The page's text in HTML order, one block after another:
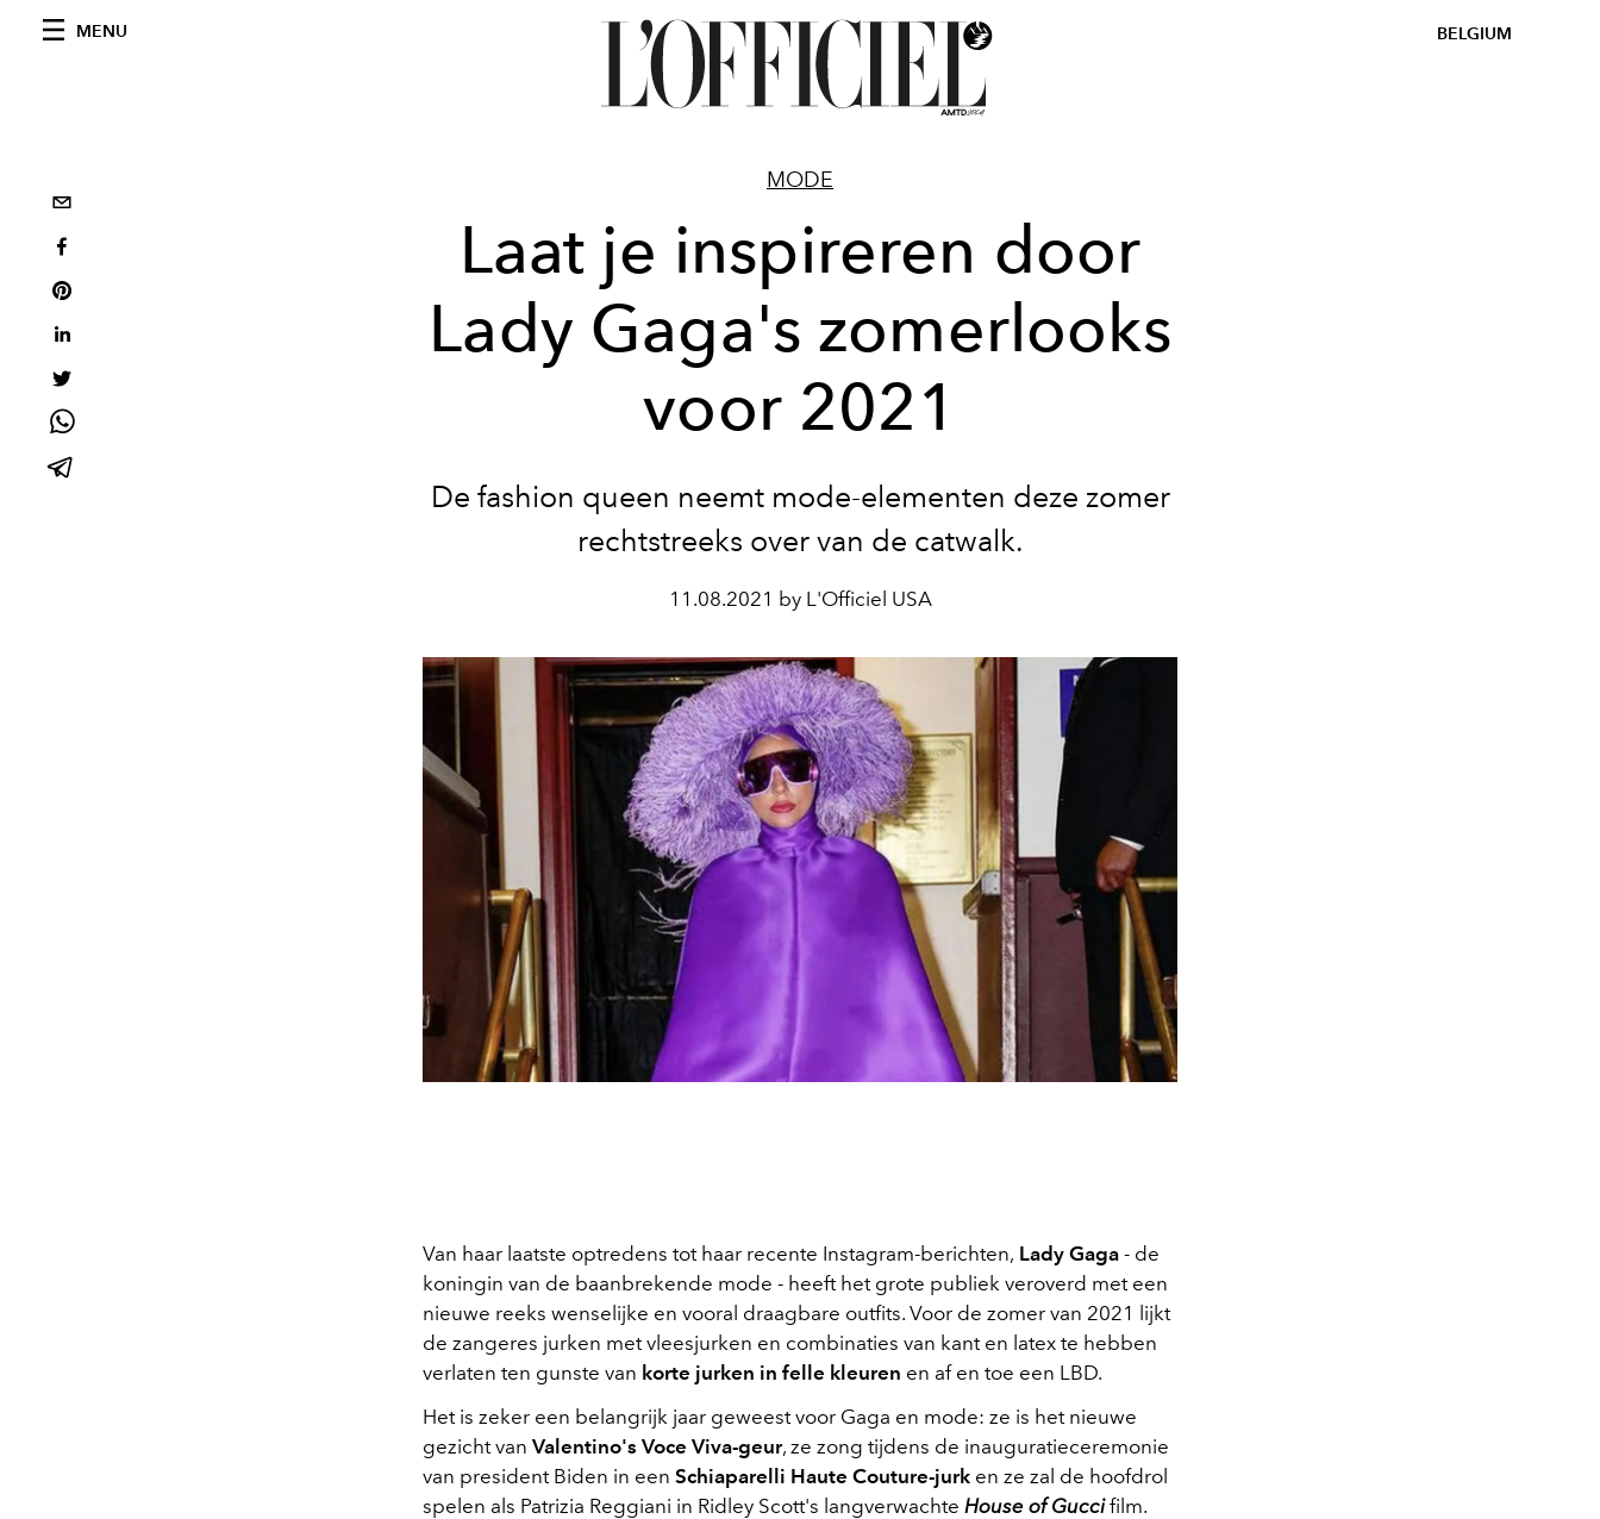
MENU BELGIUM
MODE
Laat je inspireren door
Lady Gaga's zomerlooks
voor 2021
De fashion queen neemt mode-elementen deze zomer
rechtstreeks over van de catwalk.
11.08.2021 by L'Officiel USA
Van haar laatste optredens tot haar recente Instagram-berichten, Lady Gaga - de
koningin van de baanbrekende mode - heeft het grote publiek veroverd met een
nieuwe reeks wenselijke en vooral draagbare outfits. Voor de zomer van 2021 lijkt
de zangeres jurken met vleesjurken en combinaties van kant en latex te hebben
verlaten ten gunste van korte jurken in felle kleuren en af en toe een LBD.
Het is zeker een belangrijk jaar geweest voor Gaga en mode: ze is het nieuwe
gezicht van Valentino's Voce Viva-geur, ze zong tijdens de inauguratieceremonie
van president Biden in een Schiaparelli Haute Couture-jurk en ze zal de hoofdrol
spelen als Patrizia Reggiani in Ridley Scott's langverwachte House of Gucci film.